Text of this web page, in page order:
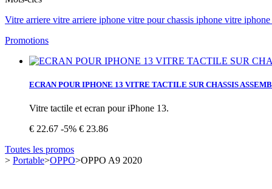
Vitre arriere vitre arriere iphone vitre pourchassis iphone vitre iphone
Promotions
ECRAN POUR IPHONE 13 VITRE TACTILE SUR CHASSIS
Vitre tactile et ecran pour iPhone 13.
€ 22.67 -5% € 23.86
Toutes les promos
> Portable>OPPO>OPPO A9 2020